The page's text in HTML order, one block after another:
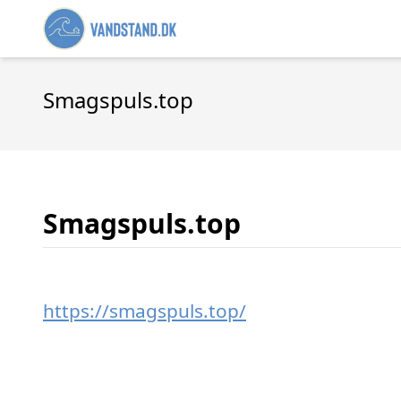
Smagspuls.top
Smagspuls.top
https://smagspuls.top/